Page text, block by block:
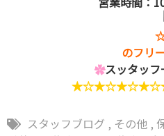
のフリ
✿スッタッ
スタッフブログ , その他 ,